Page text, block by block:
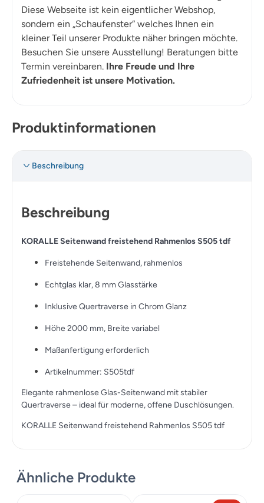
Diese Webseite ist kein eigentlicher Webshop,
sondern ein „Schaufenster“ welches Ihnen ein
kleiner Teil unserer Produkte näher bringen möchte.
Besuchen Sie unsere Ausstellung! Beratungen bitte
Termin vereinbaren. Ihre Freude und Ihre
Zufriedenheit ist unsere Motivation.
Produktinformationen
Beschreibung
Beschreibung
KORALLE Seitenwand freistehend Rahmenlos S505 tdf
Freistehende Seitenwand, rahmenlos
Echtglas klar, 8 mm Glasstärke
Inklusive Quertraverse in Chrom Glanz
Höhe 2000 mm, Breite variabel
Maßanfertigung erforderlich
Artikelnummer: S505tdf
Elegante rahmenlose Glas-Seitenwand mit stabiler
Quertraverse – ideal für moderne, offene Duschlösungen.
KORALLE Seitenwand freistehend Rahmenlos S505 tdf
Ähnliche Produkte